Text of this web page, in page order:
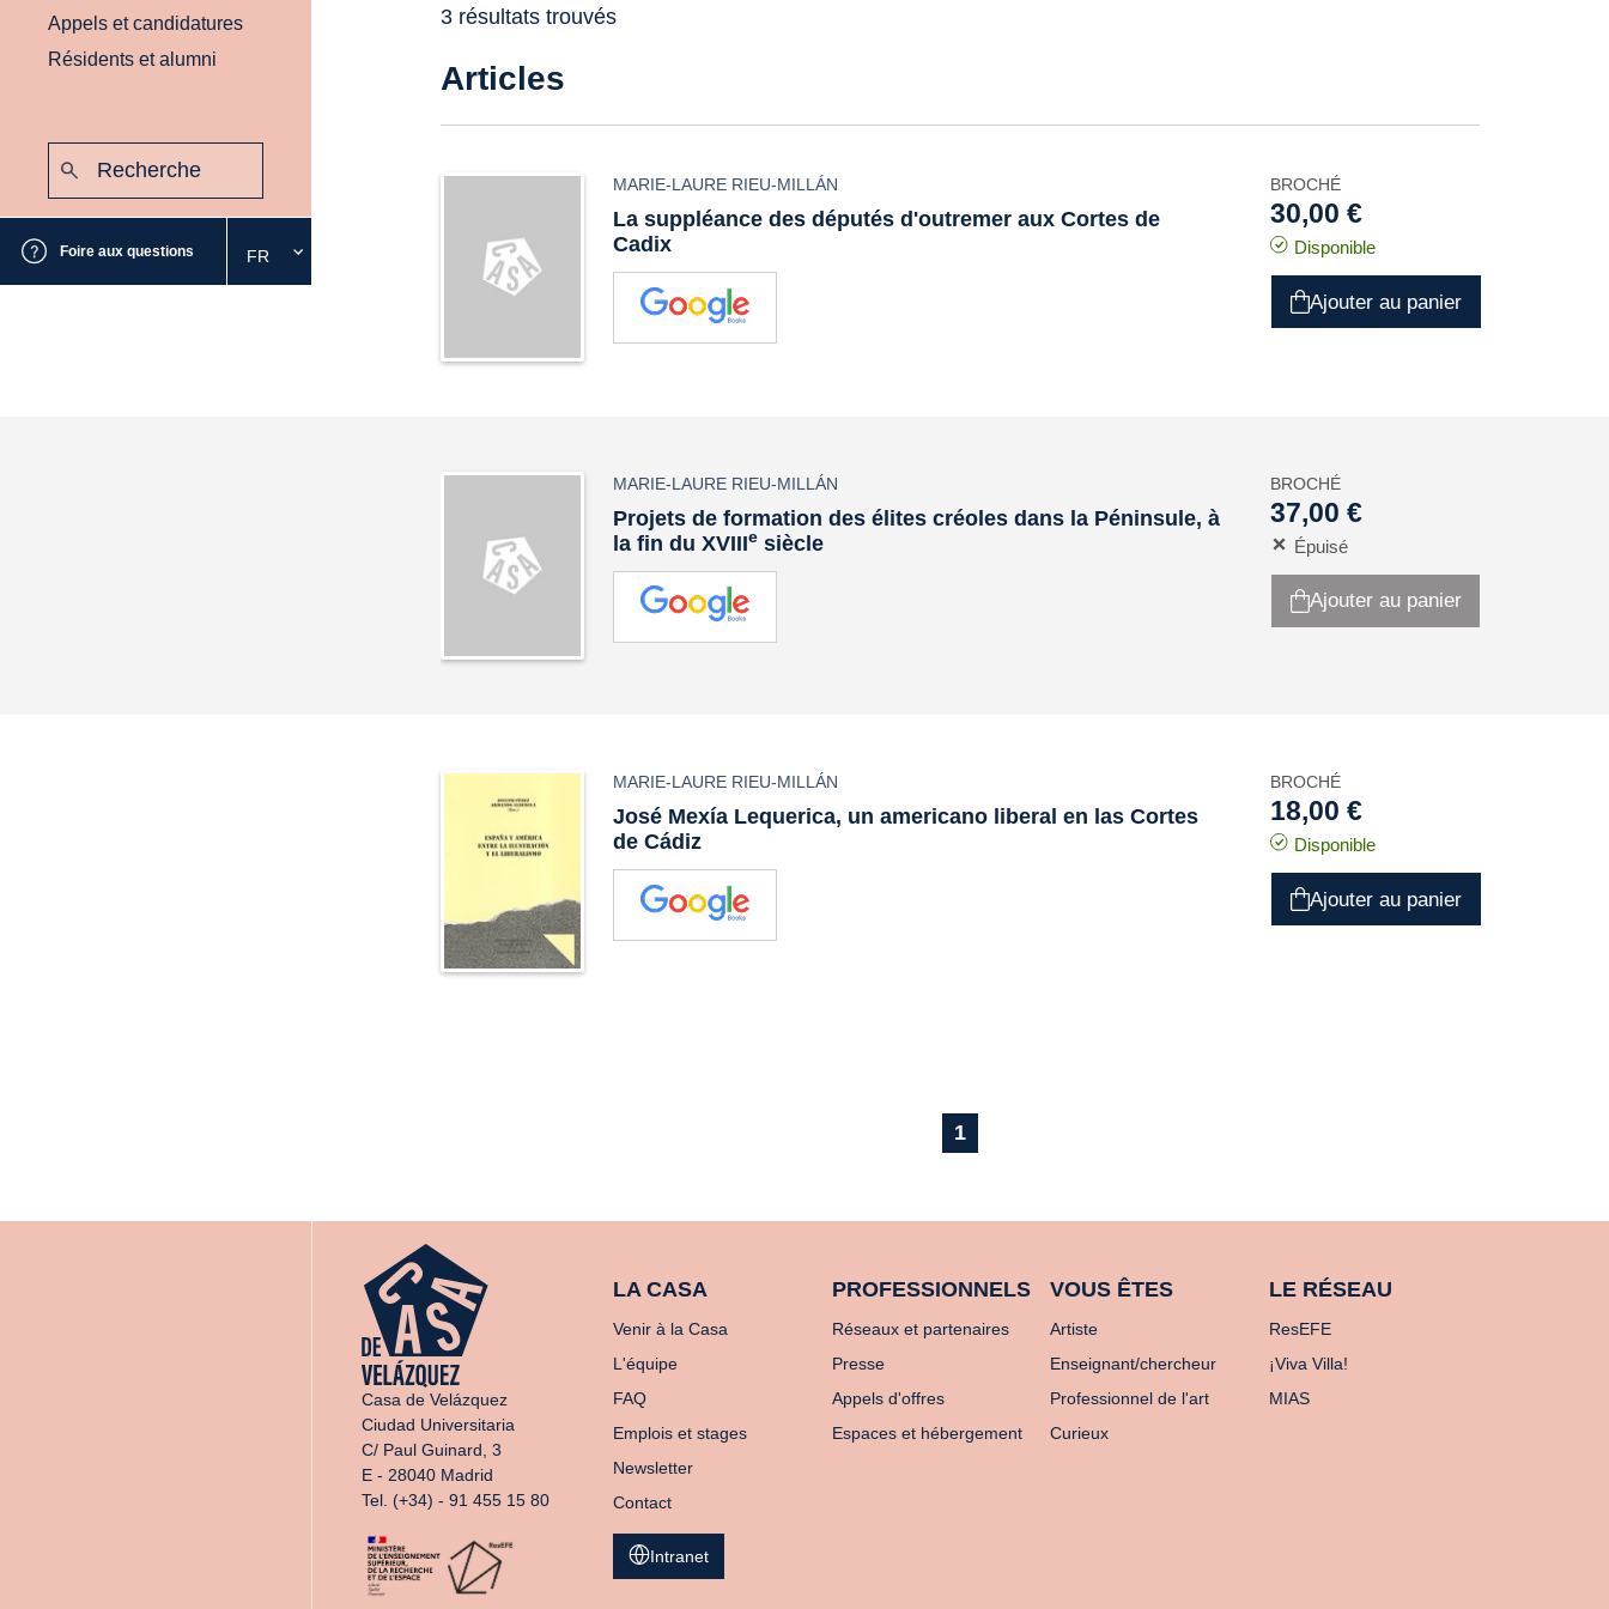
Appels et candidatures
Résidents et alumni
Foire aux questions
Sélectionnez
la
FR
3 résultats trouvés
Articles
MARIE-LAURE RIEU-MILLÁN
La suppléance des députés d'outremer aux Cortes de
Cadix
BROCHÉ
30,00 €
Disponible
Ajouter au panier
MARIE-LAURE RIEU-MILLÁN
Projets de formation des élites créoles dans la Péninsule, à
la fin du XVIIIe siècle
BROCHÉ
37,00 €
Épuisé
Ajouter au panier
MARIE-LAURE RIEU-MILLÁN
José Mexía Lequerica, un americano liberal en las Cortes
de Cádiz
BROCHÉ
18,00 €
Disponible
Ajouter au panier
1
Casa de Velázquez
Ciudad Universitaria
C/ Paul Guinard, 3
E - 28040 Madrid
Tel. (+34) - 91 455 15 80
LA CASA
Venir à la Casa
L'équipe
FAQ
Emplois et stages
Newsletter
Contact
PROFESSIONNELS
Réseaux et partenaires
Presse
Appels d'offres
Espaces et hébergement
VOUS ÊTES
Artiste
Enseignant/chercheur
Professionnel de l'art
Curieux
LE RÉSEAU
ResEFE
¡Viva Villa!
MIAS
Intranet